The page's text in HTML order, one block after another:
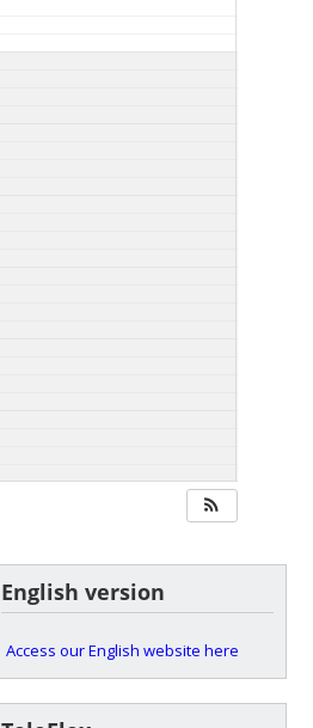
English version
Access our English website here